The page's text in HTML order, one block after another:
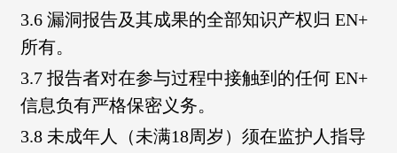
3.6 漏洞报告及其成果的全部知识产权归 EN+
所有。
3.7 报告者对在参与过程中接触到的任何 EN+
信息负有严格保密义务。
3.8 未成年人（未满18周岁）须在监护人指导